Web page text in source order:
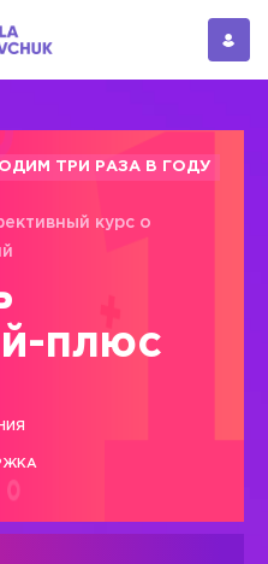
ТРИ РАЗА В ГОДУ
курс о
плюс